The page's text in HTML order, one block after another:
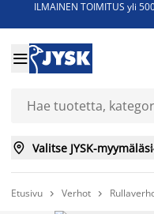
ILMAINEN TOIMITUS yli

 Valitse JYSK-myymäläsi
Etusivu  Verhot 